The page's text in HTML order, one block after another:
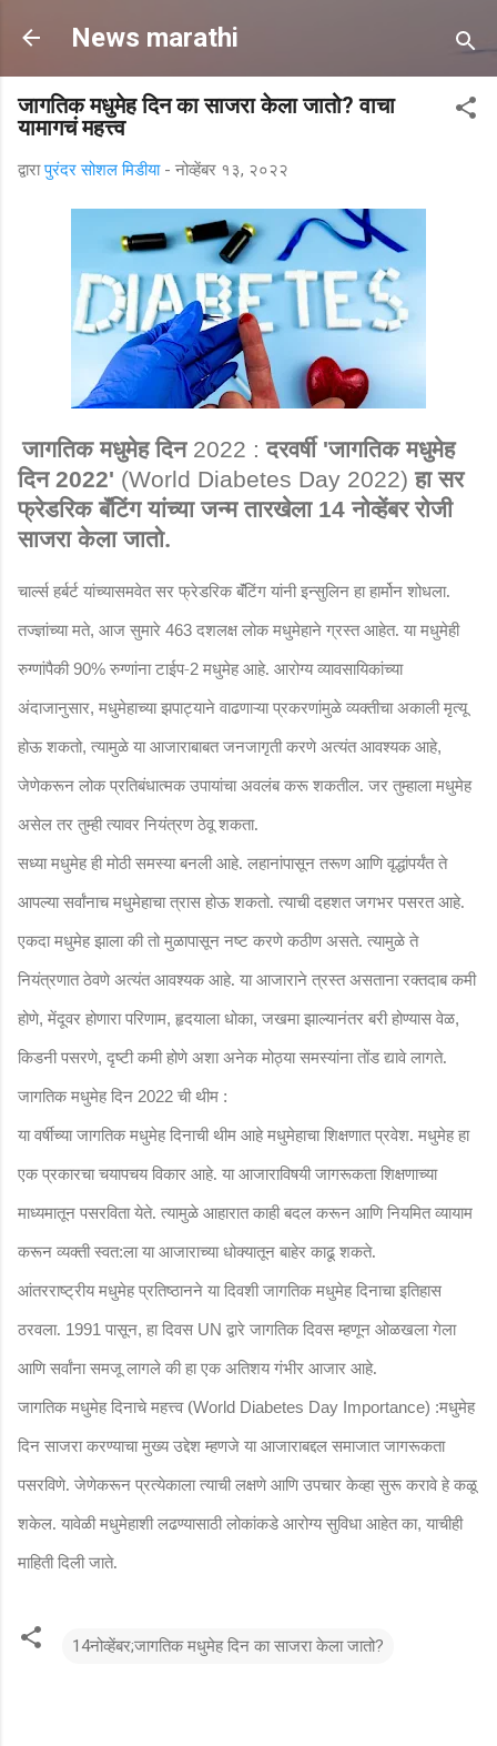
मुख्य सामग्रीवर वगळा
News marathi
जागतिक मधुमेह दिन का साजरा केला जातो? वाचा
यामागचं महत्त्व
द्वारापुरंदर सोशल मिडीया - नोव्हेंबर १३, २०२२
जागतिक मधुमेह दिन2022 :दरवर्षी 'जागतिक मधुमेह
दिन 2022' (World Diabetes Day 2022) हा सर
फ्रेडरिक बॅंटिंग यांच्या जन्म तारखेला 14नोव्हेंबर रोजी
साजरा केला जातो.
चार्ल्स हर्बर्ट यांच्यासमवेत सर फ्रेडरिक बॅंटिंग यांनी इन्सुलिन हा हार्मोन शोधला.
तज्ज्ञांच्या मते, आज सुमारे 463 दशलक्ष लोक मधुमेहाने ग्रस्त आहेत. या मधुमेही
रुग्णांपैकी90% रुग्णांना टाईप-2 मधुमेह आहे. आरोग्य व्यावसायिकांच्या
अंदाजानुसार, मधुमेहाच्या झपाट्याने वाढणाऱ्या प्रकरणांमुळे व्यक्तीचा अकाली मृत्यू
होऊ शकतो, त्यामुळे या आजाराबाबत जनजागृती करणे अत्यंत आवश्यक आहे,
जेणेकरून लोक प्रतिबंधात्मक उपायांचा अवलंब करू शकतील. जर तुम्हाला मधुमेह
असेल तर तुम्ही त्यावर नियंत्रण ठेवू शकता.
सध्या मधुमेह ही मोठी समस्या बनली आहे. लहानांपासून तरूण आणि वृद्धांपर्यंत ते
आपल्या सर्वांनाच मधुमेहाचा त्रास होऊ शकतो. त्याची दहशत जगभर पसरत आहे.
एकदा मधुमेह झाला की तो मुळापासून नष्ट करणे कठीण असते. त्यामुळे ते
नियंत्रणात ठेवणे अत्यंत आवश्यक आहे. या आजाराने त्रस्त असताना रक्तदाब कमी
होणे, मेंदूवर होणारा परिणाम, हृदयाला धोका, जखमा झाल्यानंतर बरी होण्यास वेळ,
किडनी पसरणे, दृष्टी कमी होणे अशा अनेक मोठ्या समस्यांना तोंड द्यावे लागते.
जागतिक मधुमेह दिन 2022 ची थीम :
या वर्षीच्या जागतिक मधुमेह दिनाची थीम आहे मधुमेहाचा शिक्षणात प्रवेश. मधुमेह हा
एक प्रकारचा चयापचय विकार आहे. या आजाराविषयी जागरूकता शिक्षणाच्या
माध्यमातून पसरविता येते. त्यामुळे आहारात काही बदल करून आणि नियमित व्यायाम
करून व्यक्ती स्वत:ला या आजाराच्या धोक्यातून बाहेर काढू शकते.
आंतरराष्ट्रीय मधुमेह प्रतिष्ठानने या दिवशी जागतिक मधुमेह दिनाचा इतिहास
ठरवला. 1991 पासून, हा दिवस UN द्वारे जागतिक दिवस म्हणून ओळखला गेला
आणि सर्वांना समजू लागले की हा एक अतिशय गंभीर आजार आहे.
जागतिक मधुमेह दिनाचे महत्त्व (World Diabetes Day Importance) :मधुमेह
दिन साजरा करण्याचा मुख्य उद्देश म्हणजे या आजाराबद्दल समाजात जागरूकता
पसरविणे. जेणेकरून प्रत्येकाला त्याची लक्षणे आणि उपचार केव्हा सुरू करावे हे कळू
शकेल. यावेळी मधुमेहाशी लढण्यासाठी लोकांकडे आरोग्य सुविधा आहेत का, याचीही
माहिती दिली जाते.
14नोव्हेंबर;जागतिक मधुमेह दिन का साजरा केला जातो?